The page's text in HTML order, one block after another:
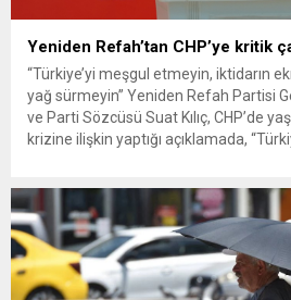
Yeniden Refah’tan CHP’ye kritik
“Türkiye’yi meşgul etmeyin, iktidarın
yağ sürmeyin” Yeniden Refah Partisi
ve Parti Sözcüsü Suat Kılıç, CHP’de
krizine ilişkin yaptığı açıklamada,
olun. Türkiye’yi...